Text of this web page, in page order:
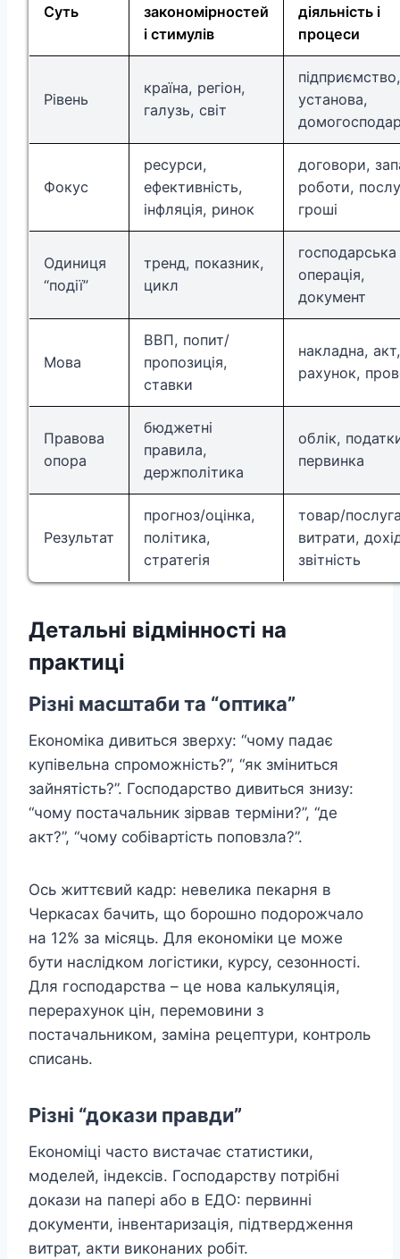
Суть
закономірностей
і стимулів
діяльність і
процеси
Рівень
країна, регіон,
галузь, світ
підприємство,
установа,
Фокус
ресурси,
ефективність,
інфляція, ринок
договори,
роботи,
гроші
Одиниця
“події”
тренд, показник,
цикл
господарська
операція,
документ
Мова
ВВП, попит/
пропозиція,
ставки
накладна, акт,
рахунок,
Правова
опора
бюджетні
правила,
держполітика
облік,
первинка
Результат
прогноз/оцінка,
політика,
стратегія
товар/
витрати,
звітність
Детальні відмінності на
практиці
Різні масштаби та “оптика”
Економіка дивиться зверху: “чому падає
купівельна спроможність?”, “як зміниться
зайнятість?”. Господарство дивиться знизу:
“чому постачальник зірвав терміни?”, “де
акт?”, “чому собівартість поповзла?”.
Ось життєвий кадр: невелика пекарня в
Черкасах бачить, що борошно подорожчало
на 12% за місяць. Для економіки це може
бути наслідком логістики, курсу, сезонності.
Для господарства – це нова калькуляція,
перерахунок цін, перемовини з
постачальником, заміна рецептури, контроль
списань.
Різні “докази правди”
Економіці часто вистачає статистики,
моделей, індексів. Господарству потрібні
докази на папері або в ЕДО: первинні
документи, інвентаризація, підтвердження
витрат, акти виконаних робіт.